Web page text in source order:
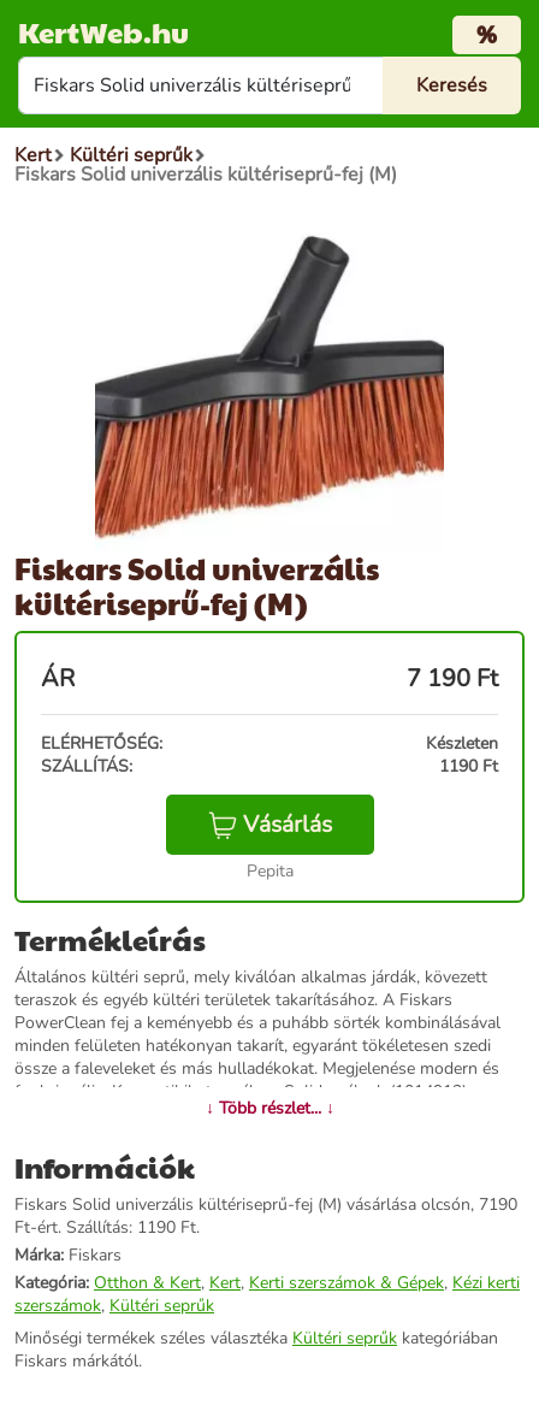
KertWeb.hu %
Kert Kültéri seprűk
Fiskars Solid univerzális kültériseprű-fej (M)
Fiskars Solid univerzális
kültériseprű-fej (M)
ÁR 7 190 Ft
ELÉRHETŐSÉG:
Készleten
SZÁLLÍTÁS:
1190 Ft
Vásárlás
Pepita
Termékleírás
Általános kültéri seprű, mely kiválóan alkalmas járdák, kövezett
teraszok és egyéb kültéri területek takarításához. A Fiskars
PowerClean fej a keményebb és a puhább sörték kombinálásával
minden felületen hatékonyan takarít, egyaránt tökéletesen szedi
össze a faleveleket és más hulladékokat. Megjelenése modern és
funkcionális. Kompatibils terméke a Solid nyélnek (1014913),
cserélhető alkatrésze az Solid univerzális kültéri seprűnek (L)
↓ Több részlet... ↓
Információk
Fiskars Solid univerzális kültériseprű-fej (M) vásárlása olcsón, 7190
Ft-ért. Szállítás: 1190 Ft.
Márka: Fiskars
Kategória: Otthon & Kert, Kert, Kerti szerszámok & Gépek, Kézi kerti
szerszámok, Kültéri seprűk
Minőségi termékek széles választéka Kültéri seprűk kategóriában
Fiskars márkától.